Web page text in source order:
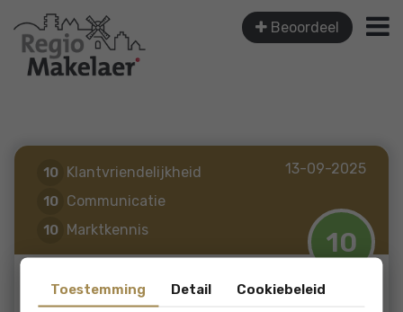
Beoordeel
13-09-2025
10
10 Klantvriendelijkheid
10 Communicatie
10 Marktkennis
Van Wijk
Toestemming Detail Cookiebeleid